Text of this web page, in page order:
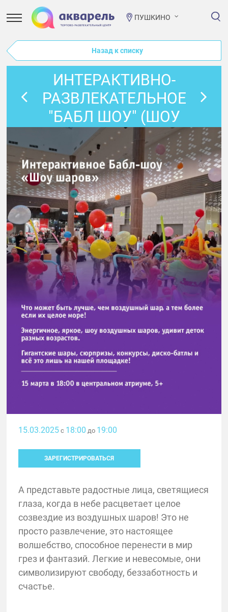
ПУШКИНО
Назад к списку
ИНТЕРАКТИВНО-
РАЗВЛЕКАТЕЛЬНОЕ
"БАБЛ ШОУ" (ШОУ
ШАРОВ)
15.03.2025с 18:00 до 19:00
ЗАРЕГИСТРИРОВАТЬСЯ
А представьте радостные лица, светящиеся
глаза, когда в небе расцветает целое
созвездие из воздушных шаров! Это не
просто развлечение, это настоящее
волшебство, способное перенести в мир
грез и фантазий. Легкие и невесомые, они
символизируют свободу, беззаботность и
счастье.